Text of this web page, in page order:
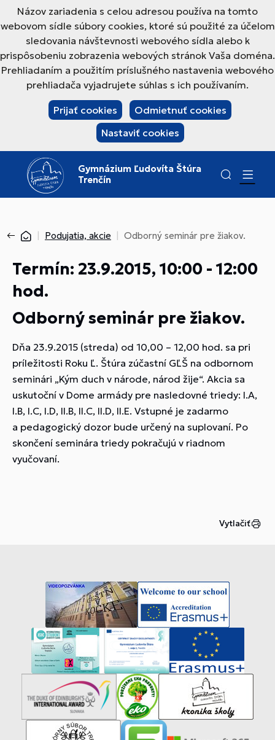
Názov zariadenia s celou adresou používa na tomto
webovom sídle súbory cookies, ktoré sú použité za účelom
sledovania návštevnosti webového sídla alebo k
prispôsobeniu zobrazenia webových stránok Vaša doména.
Prehliadaním a použitím príslušného nastavenia webového
prehliadača vyjadrujete súhlas s ich používaním.
Prijať cookies
Odmietnuť cookies
Nastaviť cookies
Gymnázium Ľudovíta Štúra
Trenčín
Podujatia, akcie Odborný seminár pre žiakov.
Termín: 23.9.2015, 10:00 - 12:00
hod.
Odborný seminár pre žiakov.
Dňa 23.9.2015 (streda) od 10,00 – 12,00 hod. sa pri
príležitosti Roku Ľ. Štúra zúčastní GĽŠ na odbornom
seminári „Kým duch v národe, národ žije“. Akcia sa
uskutoční v Dome armády pre nasledovné triedy: I.A,
I.B, I.C, I.D, II.B, II.C, II.D, II.E. Vstupné je zadarmo
a pedagogický dozor bude určený na suplovaní. Po
skončení seminára triedy pokračujú v riadnom
vyučovaní.
Vytlačiť